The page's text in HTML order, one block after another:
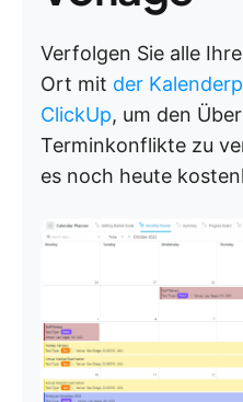
Verfolgen Sie alle
Ort mit der
ClickUp, um den
Terminkonflikte zu
es noch heute